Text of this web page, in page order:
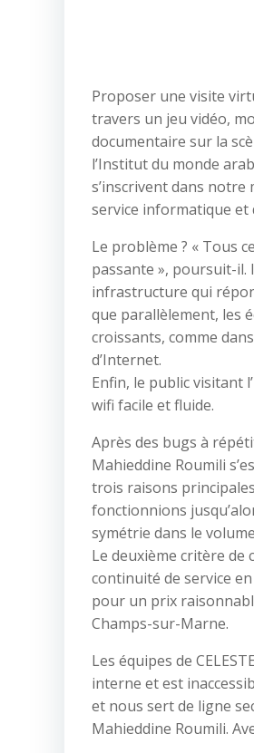
Proposer une visite
travers un jeu vidéo,
documentaire sur la
l’Institut du monde
s’inscrivent dans
service informatique et
Le problème ? « Tous
passante », poursuit-il.
infrastructure qui
que parallèlement, les
croissants, comme
d’Internet.
Enfin, le public visitant
wifi facile et fluide.
Après des bugs à
Mahieddine Roumili
trois raisons
fonctionnions
symétrie dans le
Le deuxième critère
continuité de service
pour un prix
Champs-sur-Marne.
Les équipes de
interne et est
et nous sert de ligne
Mahieddine Roumili.